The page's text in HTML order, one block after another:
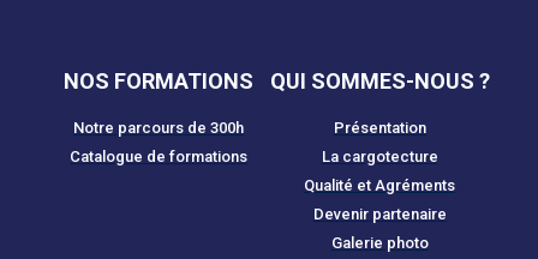
NOS FORMATIONS
Notre parcours de 300h
Catalogue de formations
QUI SOMMES-NOUS ?
Présentation
La cargotecture
Qualité et Agréments
Devenir partenaire
Galerie photo